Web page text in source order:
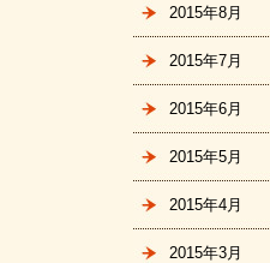
2015年8月
2015年7月
2015年6月
2015年5月
2015年4月
2015年3月